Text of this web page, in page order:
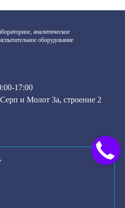
аналитическое
оборудование
17:00
и Молот 3а, строение 2